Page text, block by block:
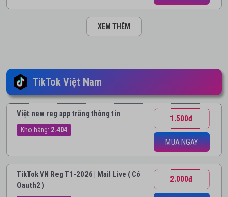
XEM THÊM
TikTok Việt Nam
Việt new reg app trắng thông tin
Kho hàng: 2.404
1.500đ
MUA NGAY
TikTok VN Reg T1-2026 | Mail Live ( Có
Oauth2 )
2.000đ